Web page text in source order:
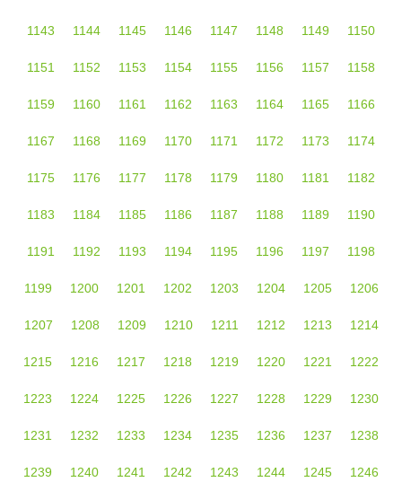
1143 1144 1145 1146 1147 1148 1149 1150
1151 1152 1153 1154 1155 1156 1157 1158
1159 1160 1161 1162 1163 1164 1165 1166
1167 1168 1169 1170 1171 1172 1173 1174
1175 1176 1177 1178 1179 1180 1181 1182
1183 1184 1185 1186 1187 1188 1189 1190
1191 1192 1193 1194 1195 1196 1197 1198
1199 1200 1201 1202 1203 1204 1205 1206
1207 1208 1209 1210 1211 1212 1213 1214
1215 1216 1217 1218 1219 1220 1221 1222
1223 1224 1225 1226 1227 1228 1229 1230
1231 1232 1233 1234 1235 1236 1237 1238
1239 1240 1241 1242 1243 1244 1245 1246